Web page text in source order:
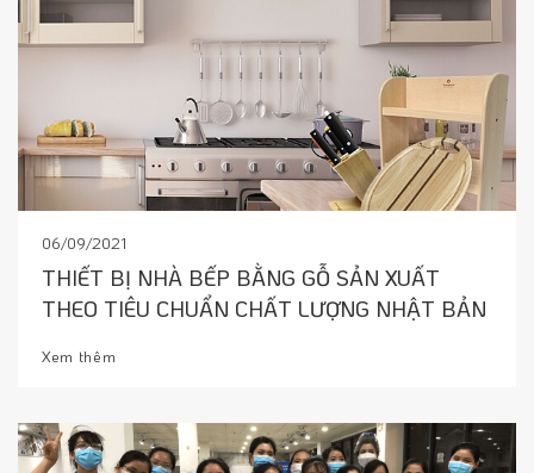
06/09/2021
THIẾT BỊ NHÀ BẾP BẰNG GỖ SẢN XUẤT
THEO TIÊU CHUẨN CHẤT LƯỢNG NHẬT BẢN
Xem thêm